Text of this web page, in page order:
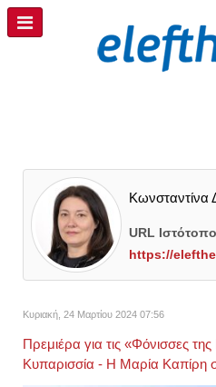
Κωνσταντίνα
URL
https://
Κυριακή, 24 Μαρτίου 2024 07:56
Πρεμιέρα για τις «Φόνισσες
Κυπαρισσία - Η Μαρία Καπίρη